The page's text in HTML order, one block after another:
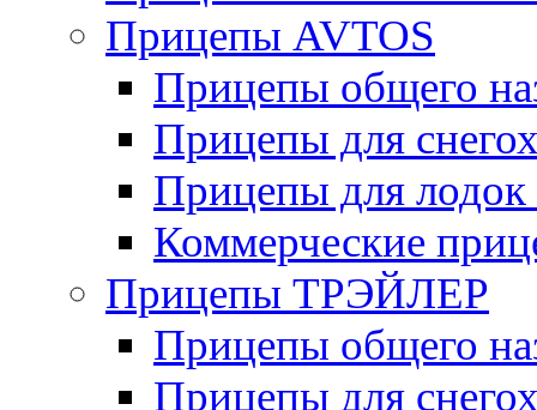
Прицепы AVTOS
Прицепы общего
Прицепы для
Прицепы для лодок
Коммерческие
Прицепы ТРЭЙЛЕР
Прицепы общего
Прицепы для